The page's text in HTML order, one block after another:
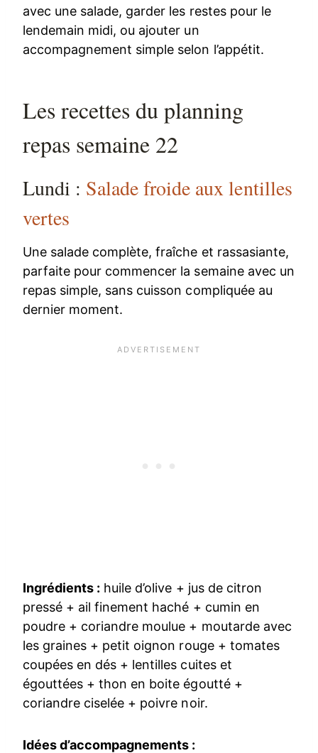
avec une salade, garder les restes pour le
lendemain midi, ou ajouter un
accompagnement simple selon l’appétit.
Les recettes du planning
repas semaine 22
Lundi : Salade froide aux lentilles
vertes
Une salade complète, fraîche et rassasiante,
parfaite pour commencer la semaine avec un
repas simple, sans cuisson compliquée au
dernier moment.
Ingrédients : huile d’olive + jus de citron
pressé + ail finement haché + cumin en
poudre + coriandre moulue + moutarde avec
les graines + petit oignon rouge + tomates
coupées en dés + lentilles cuites et
égouttées + thon en boite égoutté +
coriandre ciselée + poivre noir.
Idées d’accompagnements :